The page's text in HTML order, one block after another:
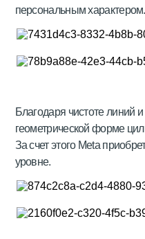
персональным характером.
Благодаря чистоте линий
геометрической форме
За счет этого Meta
уровне.